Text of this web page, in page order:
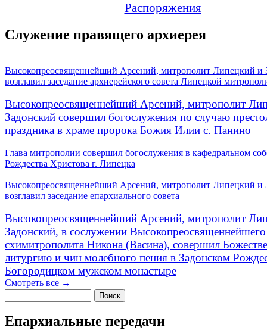
Распоряжения
Служение правящего архиерея
Высокопреосвященнейший Арсений, митрополит Липецкий и
возглавил заседание архиерейского совета Липецкой
Высокопреосвященнейший Арсений, митрополит
Задонский совершил богослужения по случаю
праздника в храме пророка Божия Илии с. Панино
Глава митрополии совершил богослужения в кафедральном
Рождества Христова г. Липецка
Высокопреосвященнейший Арсений, митрополит Липецкий и
возглавил заседание епархиального совета
Высокопреосвященнейший Арсений, митрополит
Задонский, в сослужении Высокопреосвященнейшего
схимитрополита Никона (Васина), совершил
литургию и чин молебного пения в Задонском
Богородицком мужском монастыре
Смотреть все →
Поиск
Епархиальные передачи